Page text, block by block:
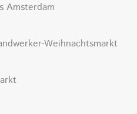
Amsterdam
Weihnachtsmarkt